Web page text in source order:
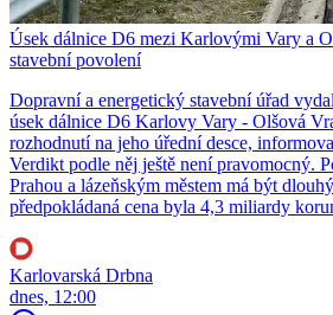
Úsek dálnice D6 mezi Karlovými Vary a
stavební povolení
Dopravní a energetický stavební úřad
úsek dálnice D6 Karlovy Vary - Olšová
rozhodnutí na jeho úřední desce,
Verdikt podle něj ještě není pravomocný.
Prahou a lázeňským městem má být
předpokládaná cena byla 4,3 miliardy
Karlovarská Drbna
dnes, 12:00